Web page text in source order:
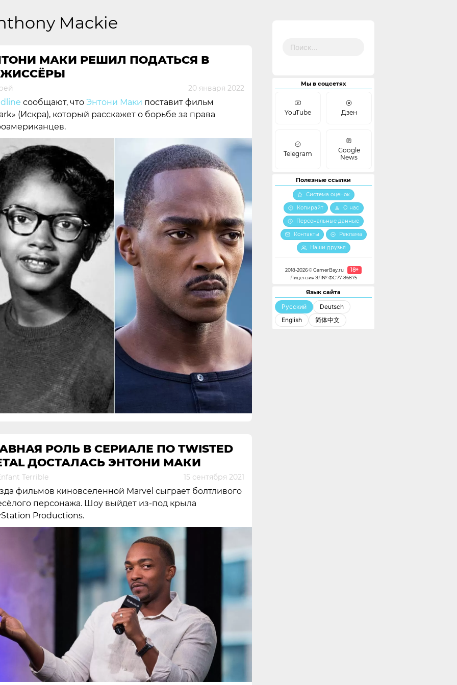
Mackie
МАКИ РЕШИЛ ПОДАТЬСЯ В
20 января 2022
сообщают, что Энтони Маки поставит фильм
(Искра), который расскажет о борьбе за права
РОЛЬ В СЕРИАЛЕ ПО TWISTED
ДОСТАЛАСЬ ЭНТОНИ МАКИ
Terrible 15 сентября 2021
фильмов киновселенной Marvel сыграет болтливого
персонажа. Шоу выйдет из-под крыла
Productions.
Мы в соцсетях
YouTube Дзен
Telegram
Google
News
Полезные ссылки
Система оценок
Копирайт
О нас
Персональные данные
Контакты
Реклама
Наши друзья
2018-2026 © GamerBay.ru 18+
Лицензия ЭЛ№ ФС 77-86875
Язык сайта
Русский
Deutsch
English
简体中文